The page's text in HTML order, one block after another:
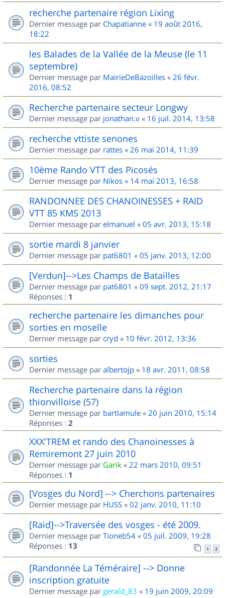
recherche partenaire région Lixing
Dernier message par Chapatianne « 19 août 2016,
18:22
les Balades de la Vallée de la Meuse (le 11
septembre)
Dernier message par MairieDeBazoilles « 26 févr.
2016, 08:52
Recherche partenaire secteur Longwy
Dernier message par jonathan.v « 16 juil. 2014, 13:58
recherche vttiste senones
Dernier message par rattes « 26 mai 2014, 11:39
10ème Rando VTT des Picosés
Dernier message par Nikos « 14 mai 2013, 16:58
RANDONNEE DES CHANOINESSES + RAID
VTT 85 KMS 2013
Dernier message par elmanuel « 05 avr. 2013, 15:18
sortie mardi 8 janvier
Dernier message par pat6801 « 05 janv. 2013, 12:00
[Verdun]-->Les Champs de Batailles
Dernier message par pat6801 « 09 sept. 2012, 21:17
Réponses : 1
recherche partenaire les dimanches pour
sorties en moselle
Dernier message par cryd « 10 févr. 2012, 13:36
sorties
Dernier message par albertojp « 18 avr. 2011, 08:58
Recherche partenaire dans la région
thionvilloise (57)
Dernier message par bartlamule « 20 juin 2010, 15:14
Réponses : 2
XXX'TREM et rando des Chanoinesses à
Remiremont 27 juin 2010
Dernier message par Garik « 22 mars 2010, 09:51
Réponses : 1
[Vosges du Nord] --> Cherchons partenaires
Dernier message par HUSS « 02 janv. 2010, 11:10
[Raid]-->Traversée des vosges - été 2009.
Dernier message par Tioneb54 « 05 juil. 2009, 19:28
Réponses : 13 1 2
[Randonnée La Téméraire] --> Donne
inscription gratuite
Dernier message par gerald_83 « 19 juin 2009, 20:09